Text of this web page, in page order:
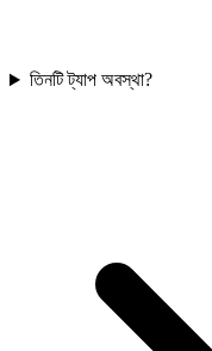
তিনটি ট্যাপ অবস্থা?